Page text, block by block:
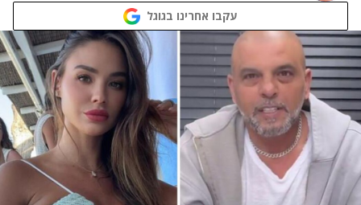
עקבו אחרינו בגוגל